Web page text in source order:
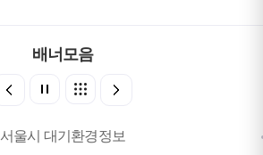
배너모음
서울시 대기환경정보